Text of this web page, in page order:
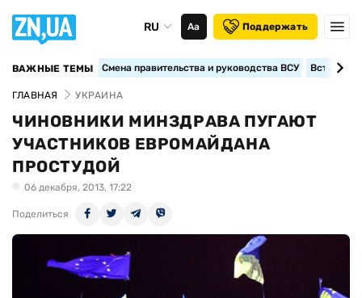
RU Аа Поддержать
ВАЖНЫЕ ТЕМЫ Смена правительства и руководства ВСУ
ГЛАВНАЯ УКРАИНА
ЧИНОВНИКИ МИНЗДРАВА ПУГАЮТ
УЧАСТНИКОВ ЕВРОМАЙДАНА
ПРОСТУДОЙ
06 декабря, 2013, 17:22
Поделиться